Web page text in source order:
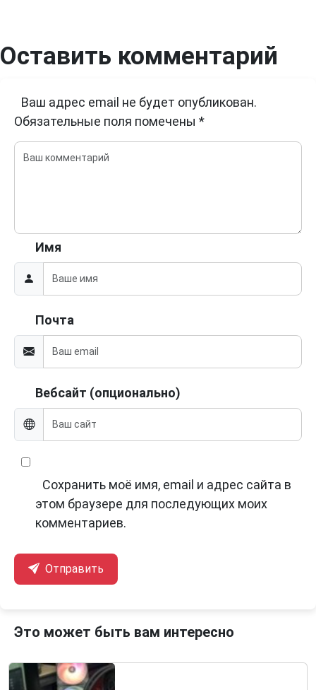
Оставить комментарий
Ваш адрес email не будет опубликован.
Обязательные поля помечены *
Имя
Почта
Вебсайт (опционально)
Сохранить моё имя, email и адрес сайта в
этом браузере для последующих моих
комментариев.
Отправить
Это может быть вам интересно